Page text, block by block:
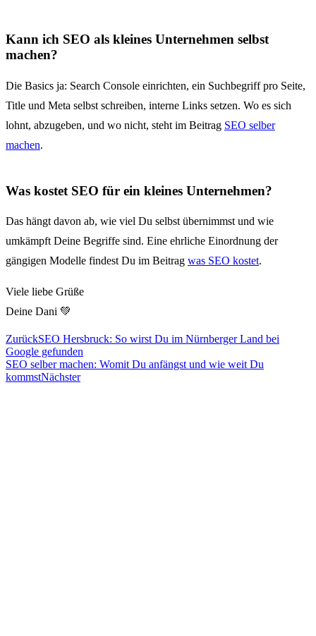
Kann ich SEO als kleines Unternehmen selbst
machen?
Die Basics ja: Search Console einrichten, ein Suchbegriff pro Seite,
Title und Meta selbst schreiben, interne Links setzen. Wo es sich
lohnt, abzugeben, und wo nicht, steht im Beitrag SEO selber
machen.
Was kostet SEO für ein kleines Unternehmen?
Das hängt davon ab, wie viel Du selbst übernimmst und wie
umkämpft Deine Begriffe sind. Eine ehrliche Einordnung der
gängigen Modelle findest Du im Beitrag was SEO kostet.
Viele liebe Grüße
Deine Dani 💚
ZurückSEO Hersbruck: So wirst Du im Nürnberger Land bei
Google gefunden
SEO selber machen: Womit Du anfängst und wie weit Du
kommstNächster